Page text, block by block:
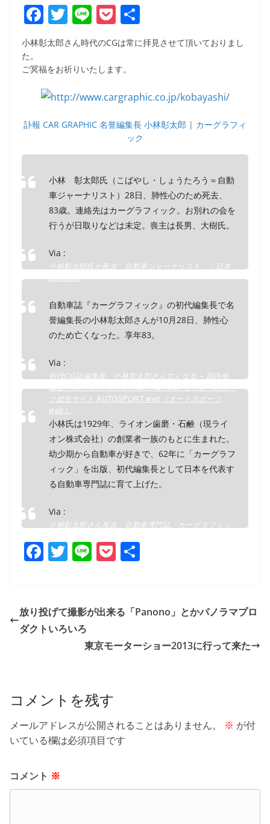
F
a
c
e
b
o
k
T
w
itt
er
Li
n
e
P
o
ck
et
有
小林彰太郎さん時代のCGは常に拝見させて頂いておりまし
た。
ご冥福をお祈りいたします。
訃報 CAR GRAPHIC 名誉編集長 小林彰太郎 | カーグラフィ
ック
小林 彰太郎氏（こばやし・しょうたろう＝自動
車ジャーナリスト）28日、肺性心のため死去、
83歳。連絡先はカーグラフィック。お別れの会を
行うが日取りなどは未定。喪主は長男、大樹氏。
Via :
小林彰太郎氏が死去 自動車ジャーナリスト ：日本
経済新聞
自動車誌『カーグラフィック』の初代編集長で名
誉編集長の小林彰太郎さんが10月28日、肺性心
のため亡くなった。享年83。
Via :
初代CG誌編集長、小林彰太郎さん亡くなる – 国内他
ニュース ・ F1、スーパーGT、SF etc. モータースポー
ツ総合サイト AUTOSPORT web（オートスポーツ
web）
小林氏は1929年、ライオン歯磨・石鹸（現ライ
オン株式会社）の創業者一族のもとに生まれた。
幼少期から自動車が好きで、62年に「カーグラフ
ィック」を出版、初代編集長として日本を代表す
る自動車専門誌に育て上げた。
Via :
小林彰太郎さん死去 自動車専門誌「カーグラフィッ
F
e
b
T
er
Li P
et
放り投げて撮影が出来る「Panono」とかパノラマプロ
ダクトいろいろ
東京モーターショー2013に行って来た
コメントを残す
メールアドレスが公開されることはありません。 ※ が付
いている欄は必須項目です
コメント ※